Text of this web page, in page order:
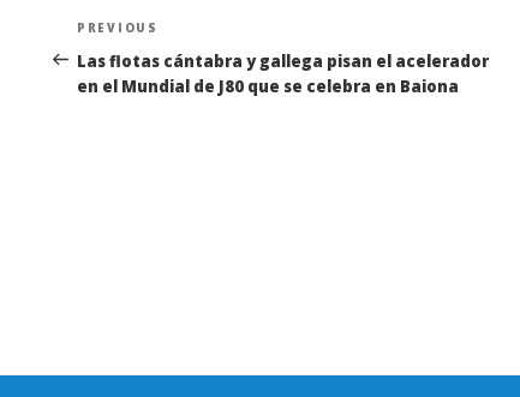
Navegación
de
entradas
Previous
Post
PREVIOUS
Las flotas cántabra y gallega pisan el acelerador
en el Mundial de J80 que se celebra en Baiona